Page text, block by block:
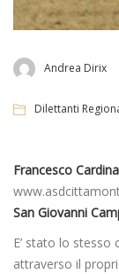
Andrea Dirix
Dilettanti
Francesco
San Giovanni
E’ stato lo stesso
attraverso il